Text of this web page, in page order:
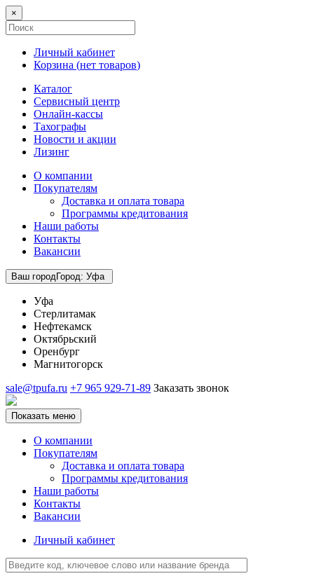
×
Личный кабинет
Корзина (нет товаров)
Каталог
Сервисный центр
Онлайн-кассы
Тахографы
Новости и акции
Лизинг
О компании
Покупателям
Доставка и оплата товара
Программы кредитования
Наши работы
Контакты
Вакансии
Ваш городГород: Уфа
Уфа
Стерлитамак
Нефтекамск
Октябрьский
Оренбург
Магнитогорск
sale@tpufa.ru +7 965 929-71-89 Заказать звонок
Показать меню
О компании
Покупателям
Доставка и оплата товара
Программы кредитования
Наши работы
Контакты
Вакансии
Личный кабинет